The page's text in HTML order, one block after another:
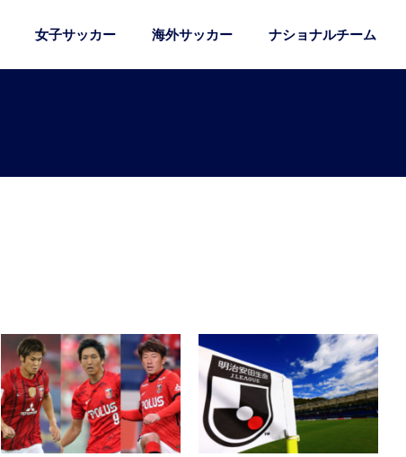
女子サッカー 海外サッカー ナショナルチーム